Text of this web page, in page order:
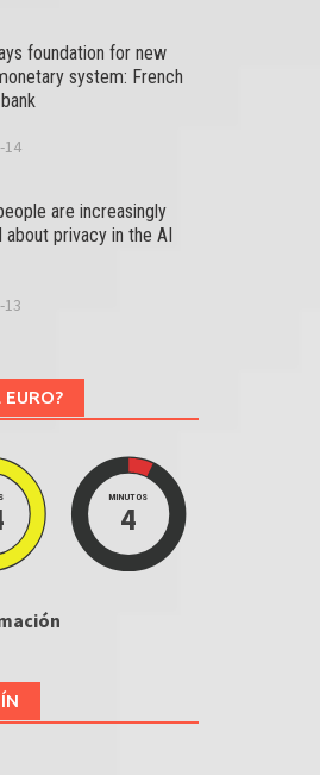
foundation for new
system: French
14
are increasingly
about privacy in the AI
13
MINUTOS
4